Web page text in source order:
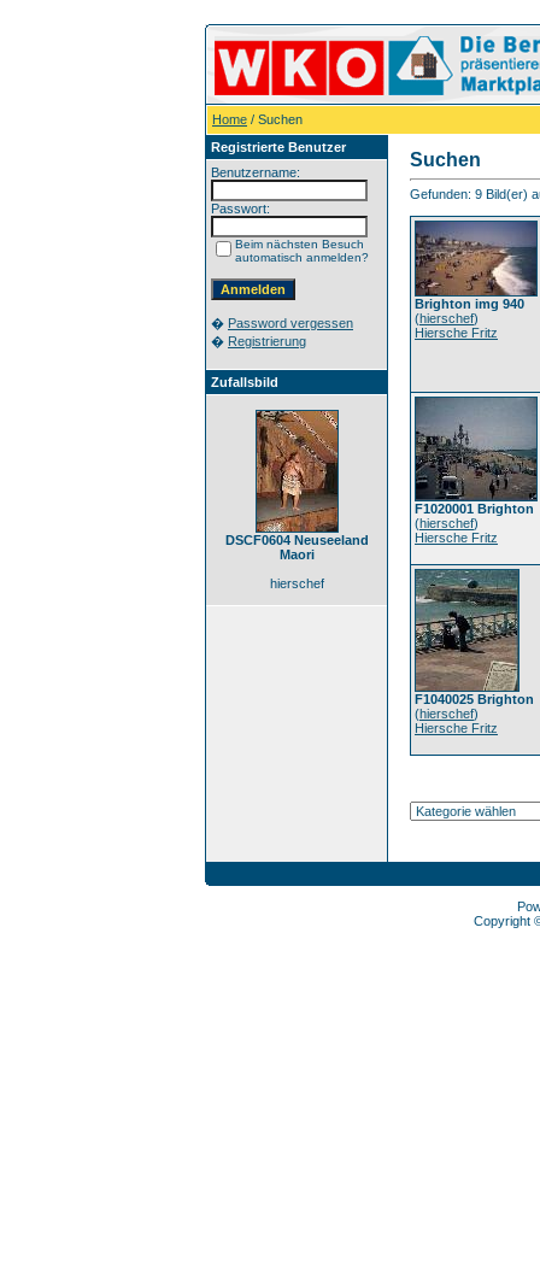
Home / Suchen
Registrierte Benutzer
Benutzername:
Passwort:
Beim nächsten Besuch
automatisch anmelden?
� Password vergessen
� Registrierung
Zufallsbild
DSCF0604 Neuseeland
Maori
hierschef
Suchen
Gefunden: 9 Bild(er)
Brighton img 940
(hierschef)
Hiersche Fritz
F1020001 Brighton
(hierschef)
Hiersche Fritz
F1040025 Brighton
(hierschef)
Hiersche Fritz
Copyright